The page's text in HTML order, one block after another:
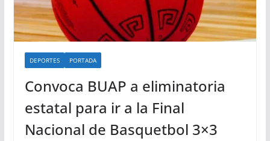
DEPORTES PORTADA
Convoca BUAP a eliminatoria
estatal para ir a la Final
Nacional de Basquetbol 3×3